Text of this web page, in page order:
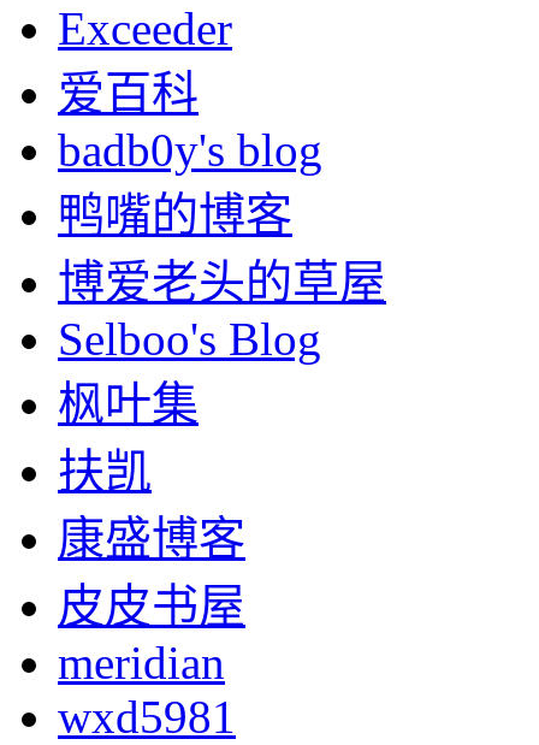
Exceeder
爱百科
badb0y's blog
鸭嘴的博客
博爱老头的草屋
Selboo's Blog
枫叶集
扶凯
康盛博客
皮皮书屋
meridian
wxd5981